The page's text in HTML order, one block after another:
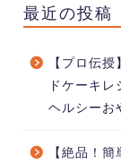
最近の投稿
【プロ伝
ドケーキレ
ヘルシーお
【絶品！